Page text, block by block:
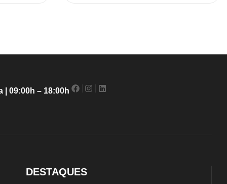
| 09:00h – 18:00h
DESTAQUES